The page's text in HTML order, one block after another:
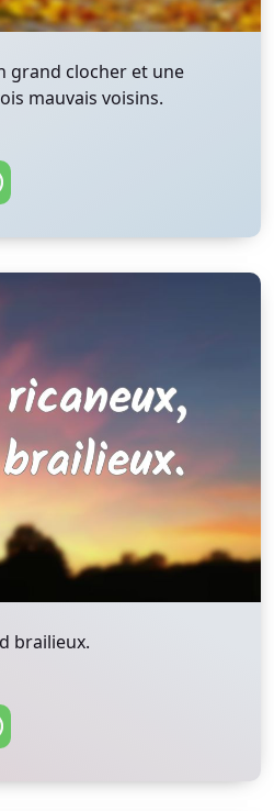
grand clocher et une
mauvais voisins.
brailieux.